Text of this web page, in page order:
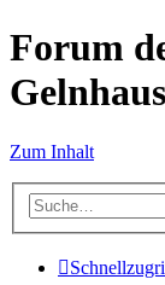
Forum
Zum Inhalt